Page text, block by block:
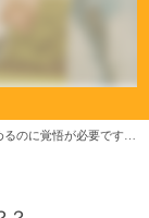
に覚悟が必要ですか！？？